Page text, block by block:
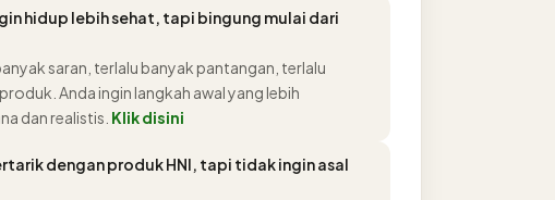
hidup lebih sehat, tapi bingung mulai dari
saran, terlalu banyak pantangan, terlalu
Anda ingin langkah awal yang lebih
dan realistis. Klik disini
dengan produk HNI, tapi tidak ingin asal